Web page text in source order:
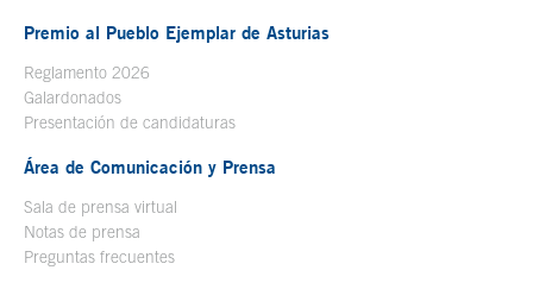
Premio al Pueblo Ejemplar de Asturias
Reglamento 2026
Galardonados
Presentación de candidaturas
Área de Comunicación y Prensa
Sala de prensa virtual
Notas de prensa
Preguntas frecuentes